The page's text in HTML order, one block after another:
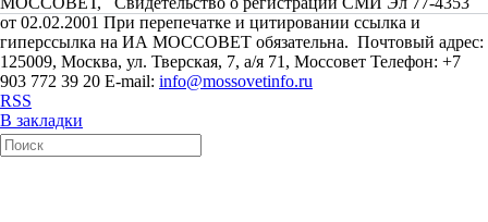
от 02.02.2001 При перепечатке и цитировании ссылка и
гиперссылка на ИА МОССОВЕТ обязательна. Почтовый адрес:
125009, Москва, ул. Тверская, 7, а/я 71, Моссовет Телефон: +7
903 772 39 20 E-mail: info@mossovetinfo.ru
RSS
В закладки